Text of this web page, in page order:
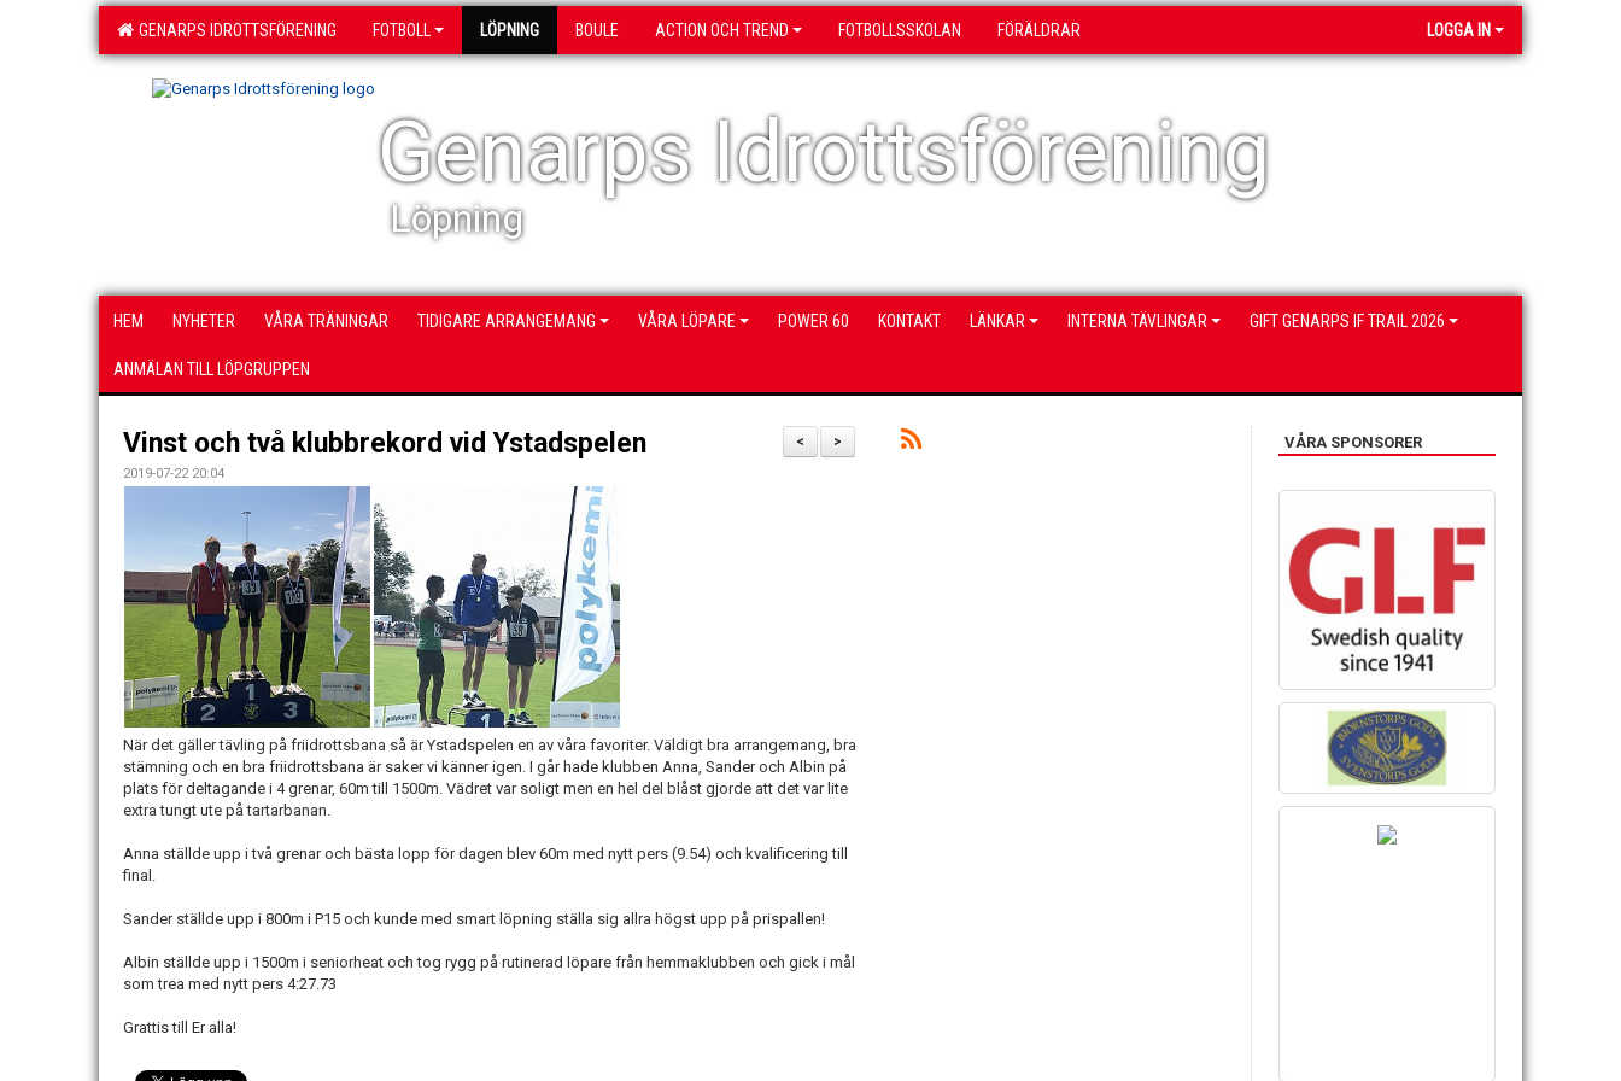
GENARPS IDROTTSFÖRENING FOTBOLL LÖPNING BOULE ACTION OCH TREND FOTBOLLSSKOLAN FÖRÄLDRAR LOGGA IN
Genarps Idrottsförening
Löpning
HEM NYHETER VÅRA TRÄNINGAR TIDIGARE ARRANGEMANG VÅRA LÖPARE POWER 60 KONTAKT LÄNKAR INTERNA TÄVLINGAR GIFT GENARPS IF TRAIL 2026
ANMÄLAN TILL LÖPGRUPPEN
>
<
Vinst och två klubbrekord vid Ystadspelen
2019-07-22 20:04
När det gäller tävling på friidrottsbana så är Ystadspelen en av våra favoriter. Väldigt bra arrangemang, bra
stämning och en bra friidrottsbana är saker vi känner igen. I går hade klubben Anna, Sander och Albin på
plats för deltagande i 4 grenar, 60m till 1500m. Vädret var soligt men en hel del blåst gjorde att det var lite
extra tungt ute på tartarbanan.
Anna ställde upp i två grenar och bästa lopp för dagen blev 60m med nytt pers (9.54) och kvalificering till
final.
Sander ställde upp i 800m i P15 och kunde med smart löpning ställa sig allra högst upp på prispallen!
Albin ställde upp i 1500m i seniorheat och tog rygg på rutinerad löpare från hemmaklubben och gick i mål
som trea med nytt pers 4:27.73
Grattis till Er alla!
VÅRA SPONSORER